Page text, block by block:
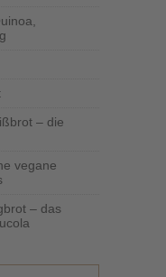
– die
vegane
– das